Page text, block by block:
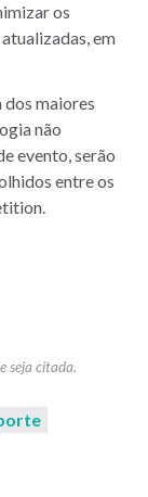
os
em
dos maiores
não
evento, serão
entre os